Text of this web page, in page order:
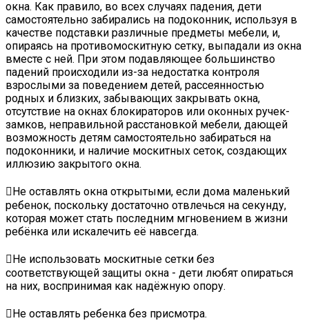
окна. Как правило, во всех случаях падения, дети
самостоятельно забирались на подоконник, используя в
качестве подставки различные предметы мебели, и,
опираясь на противомоскитную сетку, выпадали из окна
вместе с ней. При этом подавляющее большинство
падений происходили из-за недостатка контроля
взрослыми за поведением детей, рассеянностью
родных и близких, забывающих закрывать окна,
отсутствие на окнах блокираторов или оконных ручек-
замков, неправильной расстановкой мебели, дающей
возможность детям самостоятельно забираться на
подоконники, и наличие москитных сеток, создающих
иллюзию закрытого окна.
Не оставлять окна открытыми, если дома маленький
ребенок, поскольку достаточно отвлечься на секунду,
которая может стать последним мгновением в жизни
ребёнка или искалечить её навсегда.
Не использовать москитные сетки без
соответствующей защиты окна - дети любят опираться
на них, воспринимая как надёжную опору.
Не оставлять ребенка без присмотра.